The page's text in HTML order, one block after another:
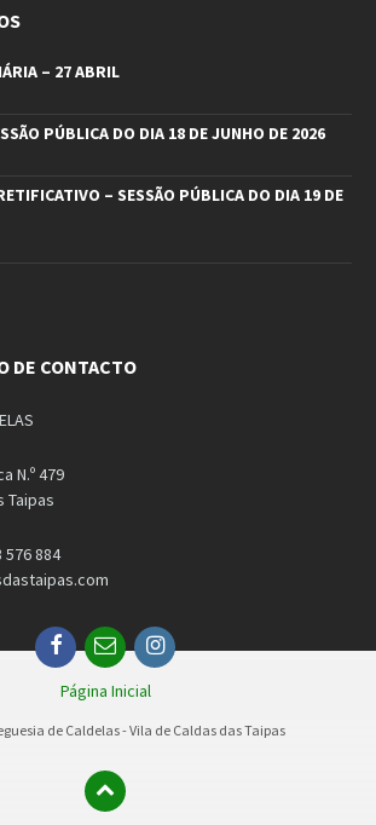
– 27 ABRIL
PÚBLICA DO DIA 18 DE JUNHO DE 2026
– SESSÃO PÚBLICA DO DIA 19 DE
DE CONTACTO
N.º 479
Taipas
576 884
Facebook
EmailInstagram
Página Inicial
de Caldelas - Vila de Caldas das Taipas